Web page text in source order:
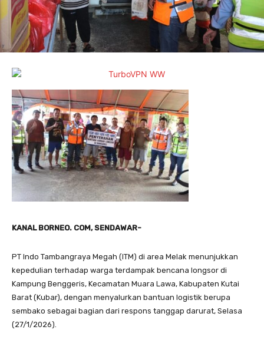
KANAL BORNEO. COM, SENDAWAR-
PT Indo Tambangraya Megah (ITM) di area Melak menunjukkan
kepedulian terhadap warga terdampak bencana longsor di
Kampung Benggeris, Kecamatan Muara Lawa, Kabupaten Kutai
Barat (Kubar), dengan menyalurkan bantuan logistik berupa
sembako sebagai bagian dari respons tanggap darurat, Selasa
(27/1/2026).